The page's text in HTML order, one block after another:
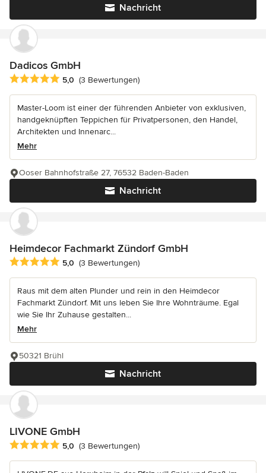
Nachricht
Dadicos GmbH
Durchschnittliche Bewertung: 5 von 5 Sternen
5,0 (3 Bewertungen)
Master-Loom ist einer der führenden Anbieter von exklusiven,
handgeknüpften Teppichen für Privatpersonen, den Handel,
Architekten und Innenarc...
Mehr
Nachricht
Ooser Bahnhofstraße 27, 76532 Baden-Baden
Heimdecor Fachmarkt Zündorf GmbH
Durchschnittliche Bewertung: 5 von 5 Sternen
5,0 (3 Bewertungen)
Raus mit dem alten Plunder und rein in den Heimdecor
Fachmarkt Zündorf. Mit uns leben Sie Ihre Wohnträume. Egal
wie Sie Ihr Zuhause gestalten...
Mehr
Nachricht
50321 Brühl
LIVONE GmbH
Durchschnittliche Bewertung: 5 von 5 Sternen
5,0 (3 Bewertungen)